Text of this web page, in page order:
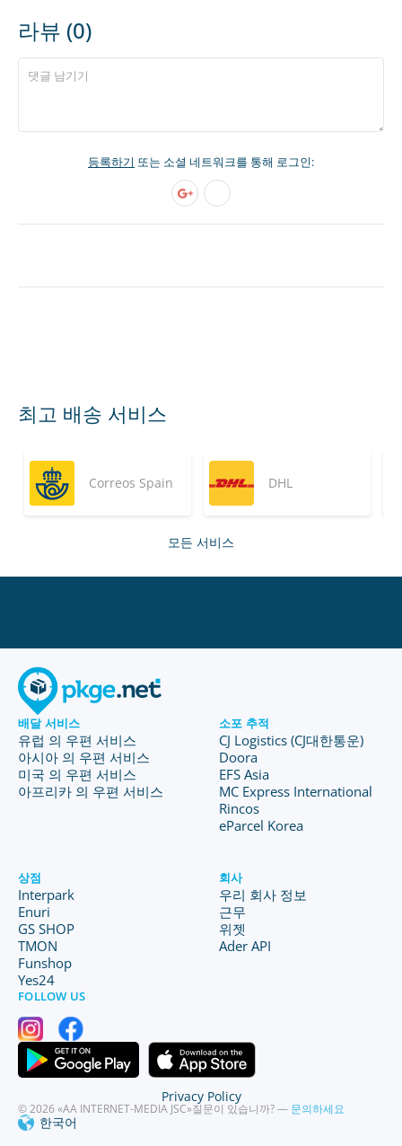
라뷰 (0)
등록하기 또는 소셜 네트워크를 통해 로그인:
최고 배송 서비스
Correos Spain DHL
모든 서비스
배달 서비스
유럽 의 우편 서비스
아시아 의 우편 서비스
미국 의 우편 서비스
아프리카 의 우편 서비스
소포 추적
CJ Logistics (CJ대한통운)
Doora
EFS Asia
MC Express International
Rincos
eParcel Korea
상점
Interpark
Enuri
GS SHOP
TMON
Funshop
Yes24
회사
우리 회사 정보
근무
위젯
Ader API
FOLLOW US
© 2026 «AA INTERNET-MEDIA JSC»질문이 있습니까? — 문의하세요
한국어
Privacy Policy